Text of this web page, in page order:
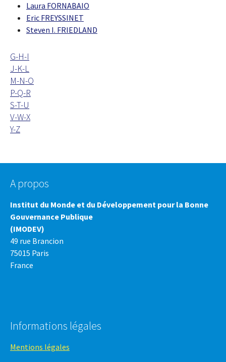
Laura FORNABAIO
Eric FREYSSINET
Steven I. FRIEDLAND
G-H-I
J-K-L
M-N-O
P-Q-R
S-T-U
V-W-X
Y-Z
A propos
Institut du Monde et du Développement pour la Bonne
Gouvernance Publique
(IMODEV)
49 rue Brancion
75015 Paris
France
Informations légales
Mentions légales